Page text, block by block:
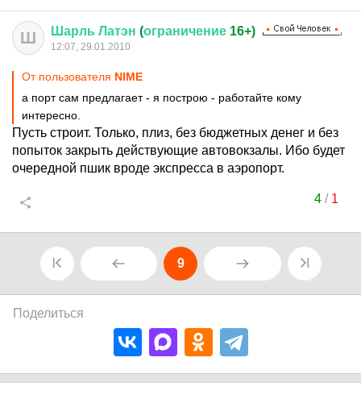
Ш Шарль Латэн (ограничение 16+)
12:07, 29.01.2010
От пользователя NIME
а порт сам предлагает - я построю - работайте кому
интересно.
Пусть строит. Только, плиз, без бюджетных денег и без
попыток закрыть действующие автовокзалы. Ибо будет
очередной пшик вроде экспресса в аэропорт.
4/ 1
9
Поделиться